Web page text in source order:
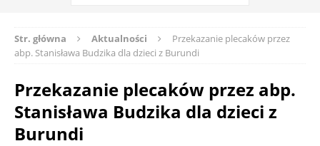
Str. główna Aktualności
Przekazanie plecaków przez
abp. Stanisława Budzika dla dzieci z Burundi
Przekazanie plecaków przez abp.
Stanisława Budzika dla dzieci z
Burundi